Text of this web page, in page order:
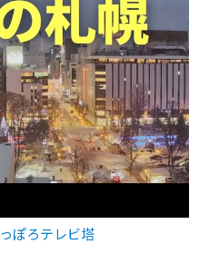
ぽろテレビ塔